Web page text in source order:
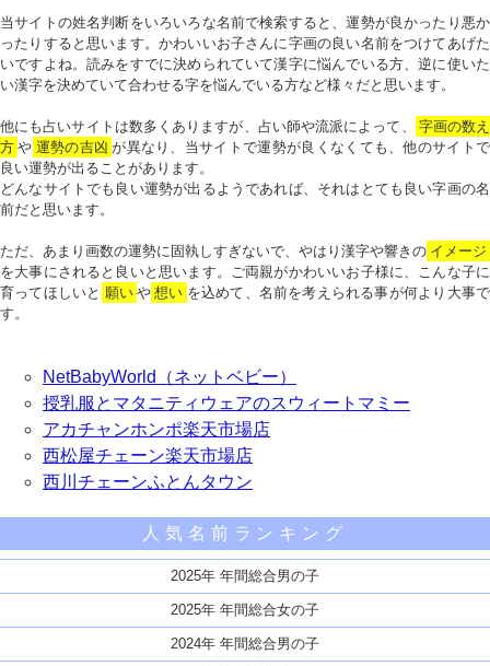
当サイトの姓名判断をいろいろな名前で検索すると、運勢が良かったり悪か
ったりすると思います。かわいいお子さんに字画の良い名前をつけてあげた
いですよね。読みをすでに決められていて漢字に悩んでいる方、逆に使いた
い漢字を決めていて合わせる字を悩んでいる方など様々だと思います。
他にも占いサイトは数多くありますが、占い師や流派によって、
字画の数え
方 や 運勢の吉凶 が異なり、当サイトで運勢が良くなくても、他のサイトで
良い運勢が出ることがあります。
どんなサイトでも良い運勢が出るようであれば、それはとても良い字画の名
前だと思います。
ただ、あまり画数の運勢に固執しすぎないで、やはり漢字や響きの イメージ
を大事にされると良いと思います。ご両親がかわいいお子様に、こんな子に
育ってほしいと 願い や 想い を込めて、名前を考えられる事が何より大事で
す。
NetBabyWorld（ネットベビー）
授乳服とマタニティウェアのスウィートマミー
アカチャンホンポ楽天市場店
西松屋チェーン楽天市場店
西川チェーンふとんタウン
人気名前ランキング
2025年 年間総合男の子
2025年 年間総合女の子
2024年 年間総合男の子